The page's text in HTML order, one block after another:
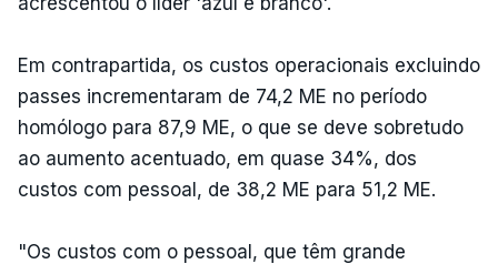
Em contrapartida, os custos operacionais excluindo
passes incrementaram de 74,2 ME no período
homólogo para 87,9 ME, o que se deve sobretudo
ao aumento acentuado, em quase 34%, dos
custos com pessoal, de 38,2 ME para 51,2 ME.
"Os custos com o pessoal, que têm grande